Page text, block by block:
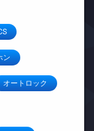
ン
オートロック